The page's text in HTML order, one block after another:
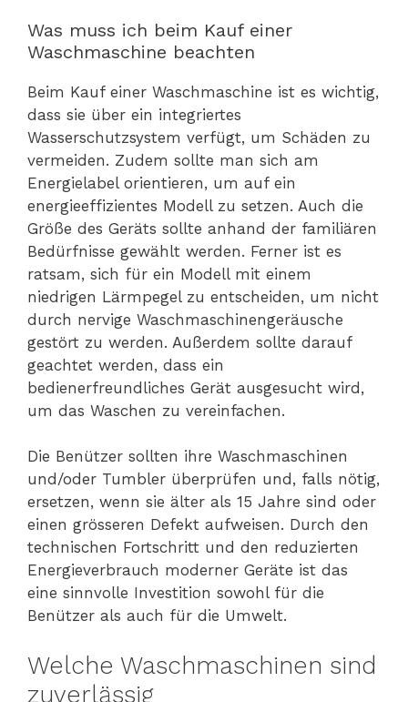
Was muss ich beim Kauf einer
Waschmaschine beachten
Beim Kauf einer Waschmaschine ist es wichtig,
dass sie über ein integriertes
Wasserschutzsystem verfügt, um Schäden zu
vermeiden. Zudem sollte man sich am
Energielabel orientieren, um auf ein
energieeffizientes Modell zu setzen. Auch die
Größe des Geräts sollte anhand der familiären
Bedürfnisse gewählt werden. Ferner ist es
ratsam, sich für ein Modell mit einem
niedrigen Lärmpegel zu entscheiden, um nicht
durch nervige Waschmaschinengeräusche
gestört zu werden. Außerdem sollte darauf
geachtet werden, dass ein
bedienerfreundliches Gerät ausgesucht wird,
um das Waschen zu vereinfachen.
Die Benützer sollten ihre Waschmaschinen
und/oder Tumbler überprüfen und, falls nötig,
ersetzen, wenn sie älter als 15 Jahre sind oder
einen grösseren Defekt aufweisen. Durch den
technischen Fortschritt und den reduzierten
Energieverbrauch moderner Geräte ist das
eine sinnvolle Investition sowohl für die
Benützer als auch für die Umwelt.
Welche Waschmaschinen sind
zuverlässig